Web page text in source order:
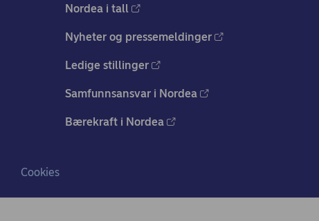
Nordea i tall
Nyheter og pressemeldinger
Ledige stillinger
Samfunnsansvar i Nordea
Bærekraft i Nordea
Cookies